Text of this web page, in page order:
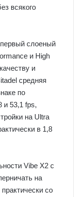
всякого
и High
и
средняя
по
и 53,1 fps,
на Ultra
в 1,8
Vibe X2 с
на
со